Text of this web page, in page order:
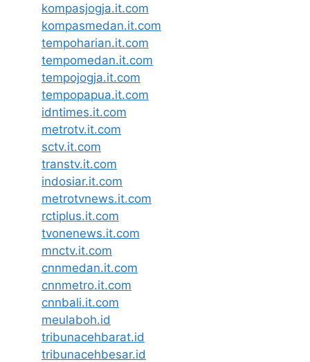
kompasjogja.it.com
kompasmedan.it.com
tempoharian.it.com
tempomedan.it.com
tempojogja.it.com
tempopapua.it.com
idntimes.it.com
metrotv.it.com
sctv.it.com
transtv.it.com
indosiar.it.com
metrotvnews.it.com
rctiplus.it.com
tvonenews.it.com
mnctv.it.com
cnnmedan.it.com
cnnmetro.it.com
cnnbali.it.com
meulaboh.id
tribunacehbarat.id
tribunacehbesar.id